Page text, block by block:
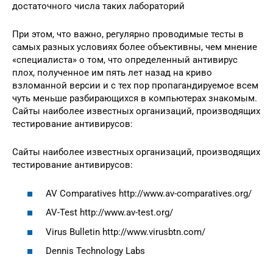
достаточного числа таких лабораторий
При этом, что важно, регулярно проводимые тесты в
самых разных условиях более объективны, чем мнение
«специалиста» о том, что определенный антивирус
плох, полученное им пять лет назад на криво
взломанной версии и с тех пор пропагандируемое всем
чуть меньше разбирающихся в компьютерах знакомым.
Сайты наиболее известных организаций, производящих
тестирование антивирусов:
Сайты наиболее известных организаций, производящих
тестирование антивирусов:
AV Comparatives http://www.av-comparatives.org/
AV-Test http://www.av-test.org/
Virus Bulletin http://www.virusbtn.com/
Dennis Technology Labs